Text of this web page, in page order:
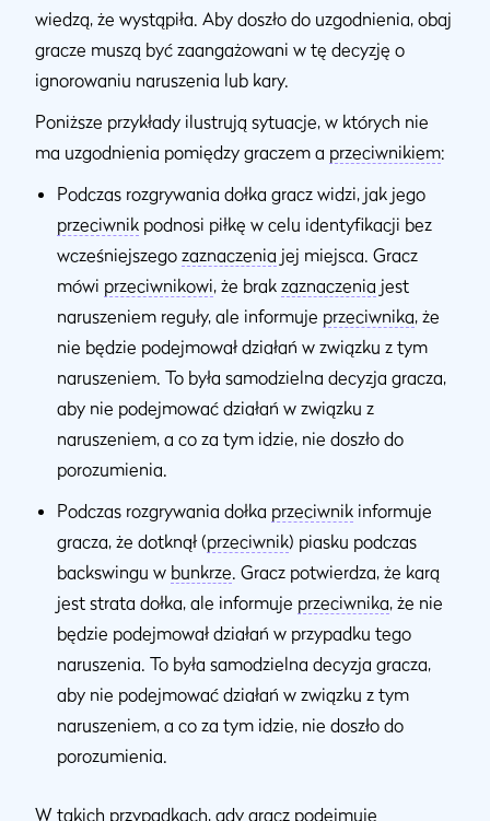
wiedzą, że wystąpiła. Aby doszło do uzgodnienia, obaj
gracze muszą być zaangażowani w tę decyzję o
ignorowaniu naruszenia lub kary.
Poniższe przykłady ilustrują sytuacje, w których nie
ma uzgodnienia pomiędzy graczem a przeciwnikiem:
Podczas rozgrywania dołka gracz widzi, jak jego
przeciwnik podnosi piłkę w celu identyfikacji bez
wcześniejszego zaznaczenia jej miejsca. Gracz
mówi przeciwnikowi, że brak zaznaczenia jest
naruszeniem reguły, ale informuje przeciwnika, że ​​
nie będzie podejmował działań w związku z tym
naruszeniem. To była samodzielna decyzja gracza,
aby nie podejmować działań w związku z
naruszeniem, a co za tym idzie, nie doszło do
porozumienia.
Podczas rozgrywania dołka przeciwnik informuje
gracza, że ​​dotknął (przeciwnik) piasku podczas
backswingu w bunkrze. Gracz potwierdza, że ​​karą
jest strata dołka, ale informuje przeciwnika, że ​​nie
będzie podejmował działań w przypadku tego
naruszenia. To była samodzielna decyzja gracza,
aby nie podejmować działań w związku z tym
naruszeniem, a co za tym idzie, nie doszło do
porozumienia.
W takich przypadkach, gdy gracz podejmuje